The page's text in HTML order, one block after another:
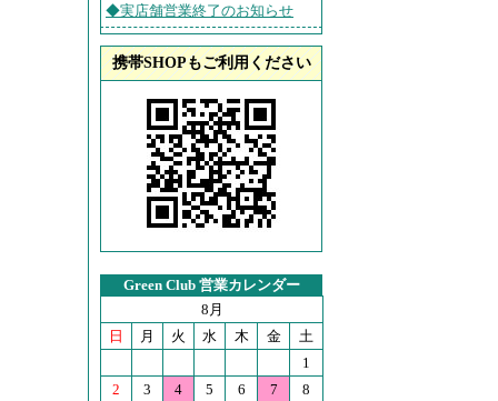
◆実店舗営業終了のお知らせ
携帯SHOPもご利用ください
Green Club 営業カレンダー
8月
日
月 火 水 木 金
土
1
2
3 4 5 6 7
8